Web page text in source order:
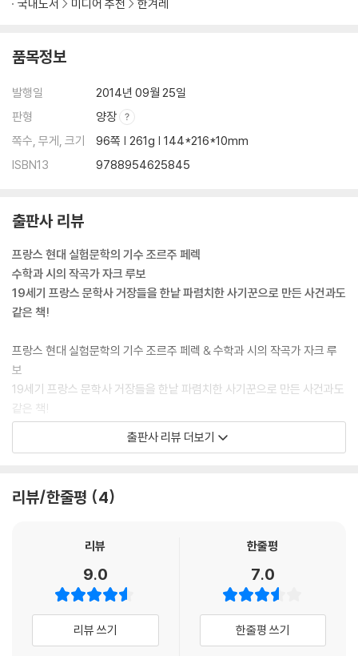
국내도서 미디어 추천 한겨레
품목정보
발행일
2014년 09월 25일
판형
양장
쪽수, 무게, 크기
96쪽 | 261g | 144*216*10mm
ISBN13
9788954625845
출판사 리뷰
프랑스 현대 실험문학의 기수 조르주 페렉
수학과 시의 작곡가 자크 루보
19세기 프랑스 문학사 거장들을 한낱 파렴치한 사기꾼으로 만든 사건과도
같은 책!
프랑스 현대 실험문학의 기수 조르주 페렉 & 수학과 시의 작곡가 자크 루
보
19세기 프랑스 문학사 거장들을 한낱 파렴치한 사기꾼으로 만든 사건과도
같은 책!
이번에 선보이는 조르주 페렉 선집 4권 『겨울 여행 / 어제 여행』은 20세기
)의 작품이 함께 실린 특별판이다. 우리가 아는 19세기 불멸의 시인들―보
앞서 존재한 한 무명 천재시인 ‘위고 베르니에’의 표절자들로 감쪽같이 몰
료당한 자크 루보가 치밀한 추리력과 울리포적 실험기법을 더해 펴낸 또하
나의 기발한 역작 『어제 여행』(1992년 첫 발표)을 묶은 것이다. 따라서 이
책은 저자와 창작시기가 다른 두 편의 소설이 동시에 하나의 이야기를 구
성하는 새로운 개념의 창작소설집이라 할 수 있다. 페렉의 이 ‘위고 베르니
출판사 리뷰 더보기
리뷰/한줄평 4
리뷰
9.0
리뷰 쓰기
한줄평
7.0
한줄평 쓰기